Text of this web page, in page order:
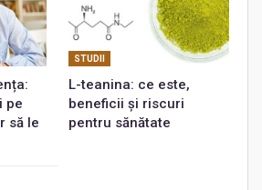
pe
să le
STUDII
L-teanina: ce este,
beneficii și riscuri
pentru sănătate